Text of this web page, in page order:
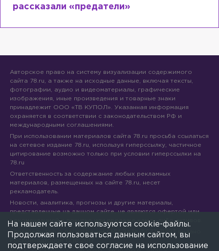
рассказали «предатели»
Авторское право на систему визуализации содержимого
сайта 78.ru, а также на исходные данные, включая тексты,
фотографии, аудио и видеоматериалы, графические
изображения, иные произведения и товарные знаки
принадлежит ООО «ТВ КУПОЛ». Указанная информация
охраняется в соответствии с законодательством РФ и
международными соглашениями.
При использовании материалов сайта 78.ru просьба ссылаться
на сетевое издание 78.ru, используя гиперссылку, частичное
цитирование возможно только при условии гиперссылки на
78.ru
Ответственность за содержание любых рекламных
материалов, размещенных на сайте 78.ru, несет
рекламодатель.
Новости, аналитика, прогнозы и другие материалы,
представленные на данном сайте, не являются офертой или
рекомендацией к покупке или продаже каких-либо активов.
Свидетельство о регистрации СМИ Эл № ФС77-71293 выдано
На нашем сайте используются cookie-файлы.
Продолжая пользоваться данным сайтом, вы
подтверждаете свое согласие на использование